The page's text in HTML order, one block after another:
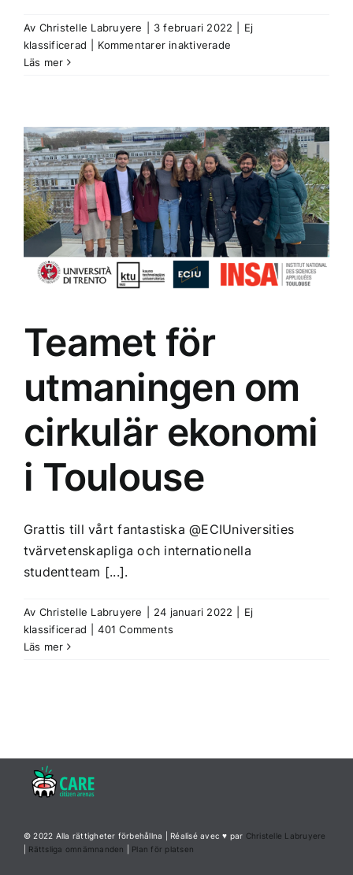
Av Christelle Labruyere 3 februari 2022
Ej
klassificerad
Kommentarer inaktiverade
Science
co-
creation
workshop
Läs mer
Teamet för
utmaningen om
cirkulär ekonomi
i Toulouse
Grattis till vårt fantastiska @ECIUniversities
tvärvetenskapliga och internationella
studentteam [...].
Av Christelle Labruyere 24 januari 2022
Ej
klassificerad
401 Comments
Läs mer
© 2022 Alla rättigheter förbehållna | Réalisé avec ♥ par Christelle Labruyere
Rättsliga omnämnanden Plan för platsen